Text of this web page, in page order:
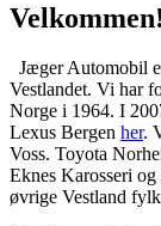
Velkommen!
Jæger Automobil
Vestlandet. Vi har
Norge i 1964. I
Lexus Bergen her.
Voss. Toyota
Eknes Karosseri
øvrige Vestland